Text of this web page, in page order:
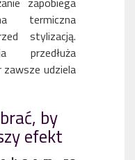
termiczna
stylizacją.
przedłuża
zawsze udziela
by
efekt